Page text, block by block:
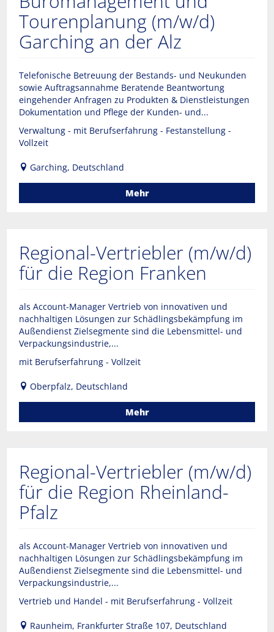
Tourenplanung (m/w/d)
Garching an der Alz
Telefonische Betreuung der Bestands- und Neukunden
sowie Auftragsannahme Beratende Beantwortung
eingehender Anfragen zu Produkten & Dienstleistungen
Dokumentation und Pflege der Kunden- und...
Verwaltung - mit Berufserfahrung - Festanstellung -
Vollzeit
Garching, Deutschland
Mehr
Regional-Vertriebler (m/w/d)
für die Region Franken
als Account-Manager Vertrieb von innovativen und
nachhaltigen Lösungen zur Schädlingsbekämpfung im
Außendienst Zielsegmente sind die Lebensmittel- und
Verpackungsindustrie,...
mit Berufserfahrung - Vollzeit
Oberpfalz, Deutschland
Mehr
Regional-Vertriebler (m/w/d)
für die Region Rheinland-
Pfalz
als Account-Manager Vertrieb von innovativen und
nachhaltigen Lösungen zur Schädlingsbekämpfung im
Außendienst Zielsegmente sind die Lebensmittel- und
Verpackungsindustrie,...
Vertrieb und Handel - mit Berufserfahrung - Vollzeit
Raunheim, Frankfurter Straße 107, Deutschland